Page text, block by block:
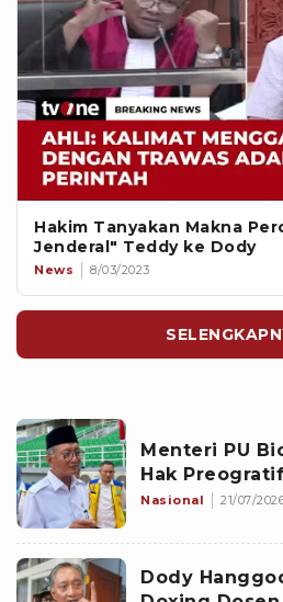
Hakim Tanyakan Makna
Jenderal" Teddy ke Dody
News 8/03/2023
Menteri PU
Hak
Nasional 21/07/
Dody